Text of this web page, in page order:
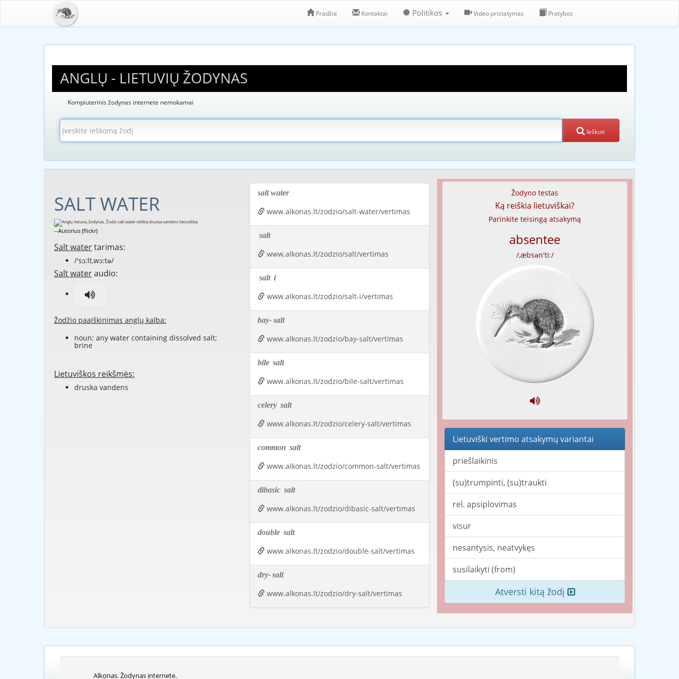
Pradžia Kontaktai Politikos Video pristatymas Pratybos
ANGLŲ - LIETUVIŲ ŽODYNAS
Kompiuterinis žodynas internete nemokamai
Ieškoti
SALT WATER
--Autorius (flickr)
Salt watertarimas:
/'sɔ:lt,wɔ:tə/
Salt wateraudio:
Žodžio paaiškinimas anglų kalba:
noun: any water containing dissolved salt;
brine
Lietuviškos reikšmės:
druska vandens
salt water
www.alkonas.lt/zodzio/salt-water/vertimas
salt
www.alkonas.lt/zodzio/salt/vertimas
salt i
www.alkonas.lt/zodzio/salt-i/vertimas
bay-salt
www.alkonas.lt/zodzio/bay-salt/vertimas
bile salt
www.alkonas.lt/zodzio/bile-salt/vertimas
celery salt
www.alkonas.lt/zodzio/celery-salt/vertimas
common salt
www.alkonas.lt/zodzio/common-salt/vertimas
dibasic salt
www.alkonas.lt/zodzio/dibasic-salt/vertimas
double salt
www.alkonas.lt/zodzio/double-salt/vertimas
dry-salt
www.alkonas.lt/zodzio/dry-salt/vertimas
Žodyno testas
Ką reiškia lietuviškai?
Parinkite teisingą atsakymą
absentee
/,æbsən'ti:/
Lietuviški vertimo atsakymų variantai
priešlaikinis
(su)trumpinti, (su)traukti
rel. apsiplovimas
visur
nesantysis, neatvykęs
susilaikyti (from)
Atversti kitą žodį
Alkonas. Žodynas internete.